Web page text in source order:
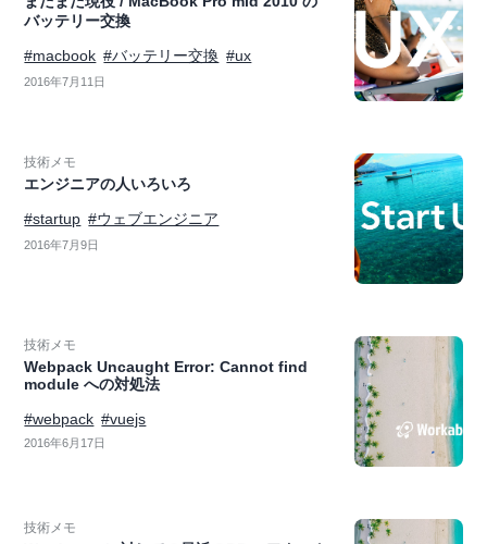
バッテリー交換
#macbook #バッテリー交換 #ux
2016年7月11日
技術メモ
エンジニアの人いろいろ
#startup #ウェブエンジニア
2016年7月9日
技術メモ
Webpack Uncaught Error: Cannot find
module への対処法
#webpack #vuejs
2016年6月17日
技術メモ